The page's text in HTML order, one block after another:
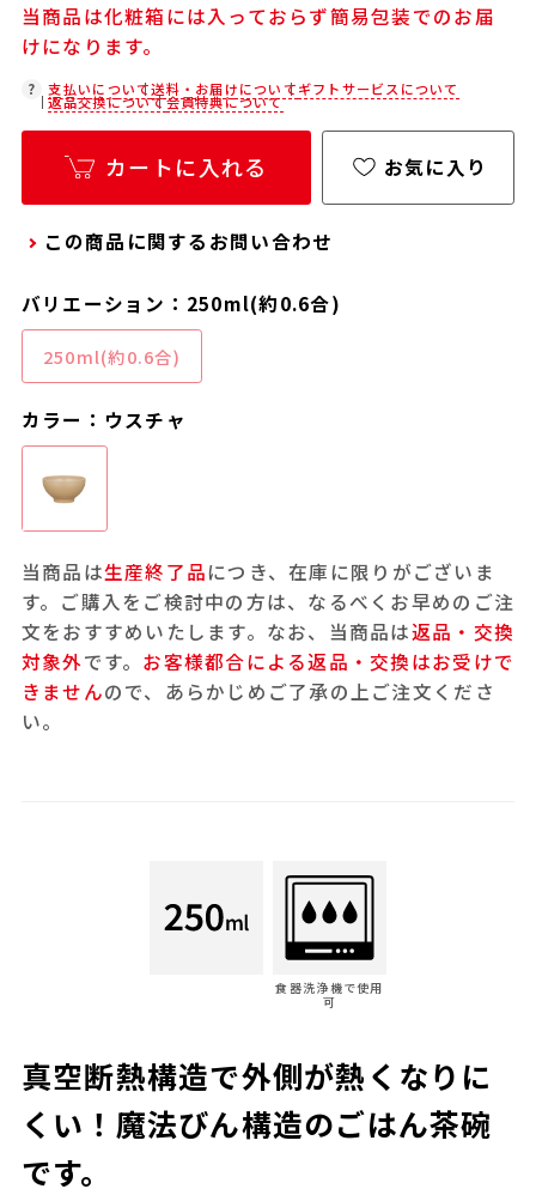
当商品は弊社でのお包みには対応しておりませ
ん。
お客様ご自身で包装する際にお使いいただけるギ
フト用品をご用意しておりますので、セルフラッ
ピング用のギフトバッグや手提げ袋が必要な場合
は、以下より合わせてご購入ください。
当商品は化粧箱には入っておらず簡易包装でのお届
けになります。
支払いについて送料・お届けについてギフトサービスについて
返品交換について会員特典について
カートに入れる お気に入り
この商品に関するお問い合わせ
バリエーション：250ml(約0.6合)
250ml(約0.6合)
カラー：ウスチャ
当商品は生産終了品につき、在庫に限りがございま
す。ご購入をご検討中の方は、なるべくお早めのご注
文をおすすめいたします。なお、当商品は返品・交換
対象外です。 お客様都合による返品・交換はお受けで
きませんので、あらかじめご了承の上ご注文くださ
い。
食器洗浄機で使用
可
真空断熱構造で外側が熱くなりに
くい！魔法びん構造のごはん茶碗
です。